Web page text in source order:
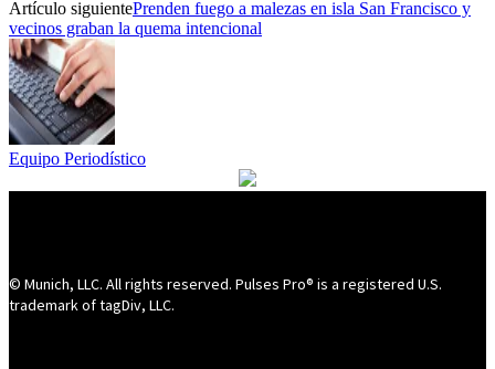
Artículo siguientePrenden fuego a malezas en isla San Francisco y
vecinos graban la quema intencional
Equipo Periodístico
© Munich, LLC. All rights reserved. Pulses Pro® is a registered U.S.
trademark of tagDiv, LLC.